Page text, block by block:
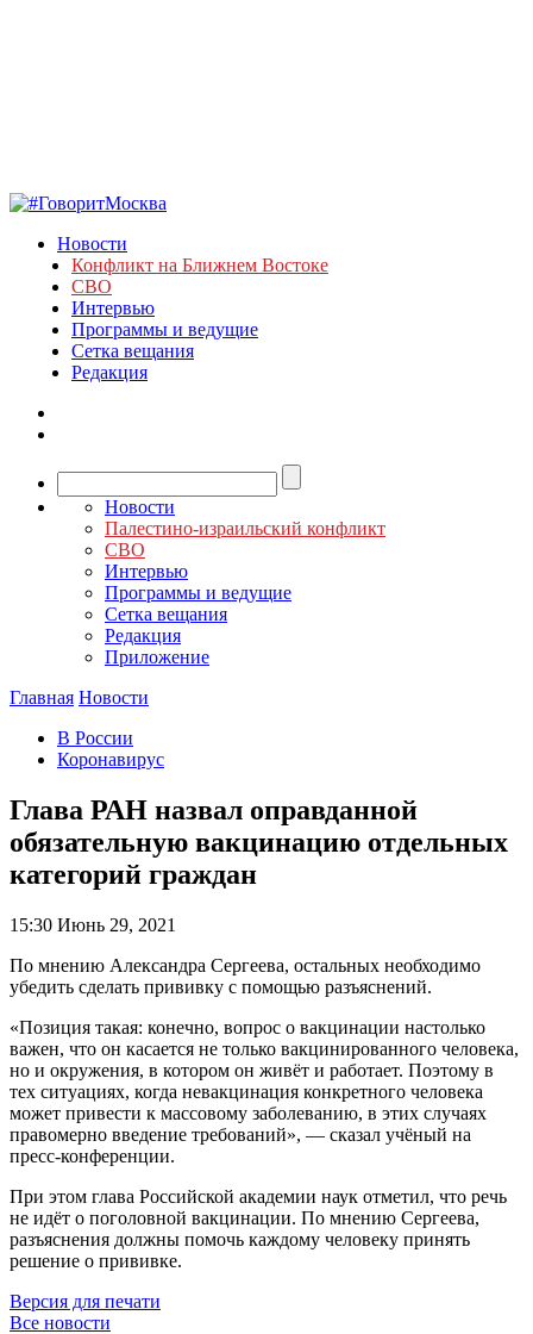
Новости
Конфликт на Ближнем Востоке
СВО
Интервью
Программы и ведущие
Сетка вещания
Редакция
Новости
Палестино-израильский конфликт
СВО
Интервью
Программы и ведущие
Сетка вещания
Редакция
Приложение
Главная Новости
В России
Коронавирус
Глава РАН назвал оправданной
обязательную вакцинацию отдельных
категорий граждан
15:30 Июнь 29, 2021
По мнению Александра Сергеева, остальных необходимо
убедить сделать прививку с помощью разъяснений.
«Позиция такая: конечно, вопрос о вакцинации настолько
важен, что он касается не только вакцинированного человека,
но и окружения, в котором он живёт и работает. Поэтому в
тех ситуациях, когда невакцинация конкретного человека
может привести к массовому заболеванию, в этих случаях
правомерно введение требований», — сказал учёный на
пресс-конференции.
При этом глава Российской академии наук отметил, что речь
не идёт о поголовной вакцинации. По мнению Сергеева,
разъяснения должны помочь каждому человеку принять
решение о прививке.
Версия для печати
Все новости